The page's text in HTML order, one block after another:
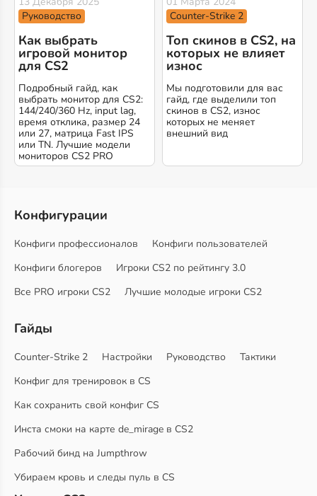
Руководство
Как выбрать
игровой монитор
для CS2
Подробный гайд, как
выбрать монитор для CS2:
144/240/360 Hz, input lag,
время отклика, размер 24
или 27, матрица Fast IPS
или TN. Лучшие модели
мониторов CS2 PRO
Counter-Strike 2
Топ скинов в CS2, на
которых не влияет
износ
Мы подготовили для вас
гайд, где выделили топ
скинов в CS2, износ
которых не меняет
внешний вид
Конфигурации
Конфиги профессионалов
Конфиги пользователей
Конфиги блогеров
Игроки CS2 по рейтингу 3.0
Все PRO игроки CS2
Лучшие молодые игроки CS2
Гайды
Counter-Strike 2 Настройки Руководство
Тактики
Конфиг для тренировок в CS
Как сохранить свой конфиг CS
Инста смоки на карте de_mirage в CS2
Рабочий бинд на Jumpthrow
Убираем кровь и следы пуль в CS